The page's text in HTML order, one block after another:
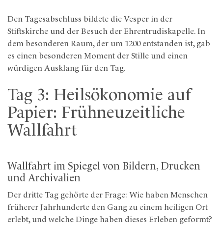
Den Tagesabschluss bildete die Vesper in der
Stiftskirche und der Besuch der Ehrentrudiskapelle. In
dem besonderen Raum, der um 1200 entstanden ist, gab
es einen besonderen Moment der Stille und einen
würdigen Ausklang für den Tag.
Tag 3: Heilsökonomie auf
Papier: Frühneuzeitliche
Wallfahrt
Wallfahrt im Spiegel von Bildern, Drucken
und Archivalien
Der dritte Tag gehörte der Frage: Wie haben Menschen
früherer Jahrhunderte den Gang zu einem heiligen Ort
erlebt, und welche Dinge haben dieses Erleben geformt?